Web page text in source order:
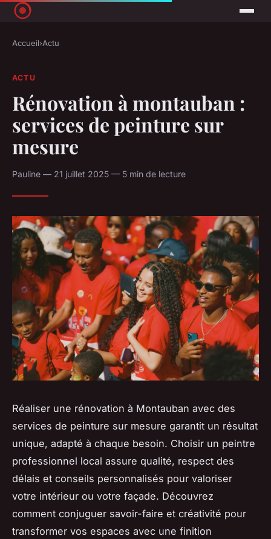
Accueil›Actu
ACTU
Rénovation à montauban :
services de peinture sur
mesure
Pauline — 21 juillet 2025 — 5 min de lecture
Réaliser une rénovation à Montauban avec des
services de peinture sur mesure garantit un résultat
unique, adapté à chaque besoin. Choisir un peintre
professionnel local assure qualité, respect des
délais et conseils personnalisés pour valoriser
votre intérieur ou votre façade. Découvrez
comment conjuguer savoir-faire et créativité pour
transformer vos espaces avec une finition